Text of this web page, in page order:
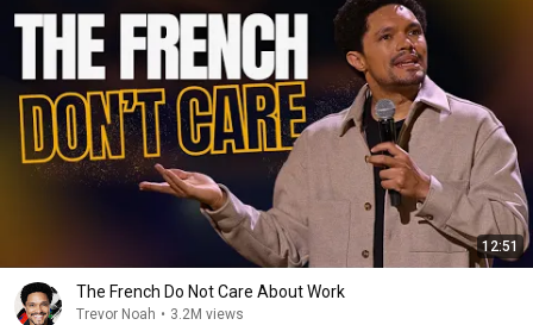
12:51
The French Do Not Care About Work
Trevor Noah • 3.2M views